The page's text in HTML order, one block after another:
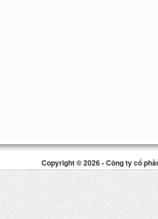
Copyright © 2026 - Công ty cổ